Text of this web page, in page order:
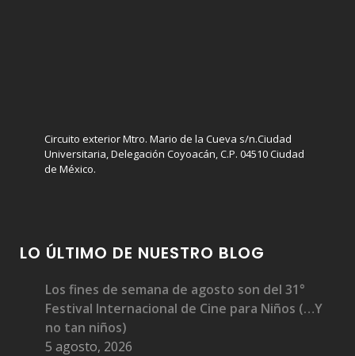
Circuito exterior Mtro. Mario de la Cueva s/n.Ciudad
Universitaria, Delegación Coyoacán, C.P. 04510 Ciudad
de México.
LO ÚLTIMO DE NUESTRO BLOG
Los fines de semana de agosto son del 31°
Festival Internacional de Cine para Niños (…Y
no tan niños)
5 agosto, 2026